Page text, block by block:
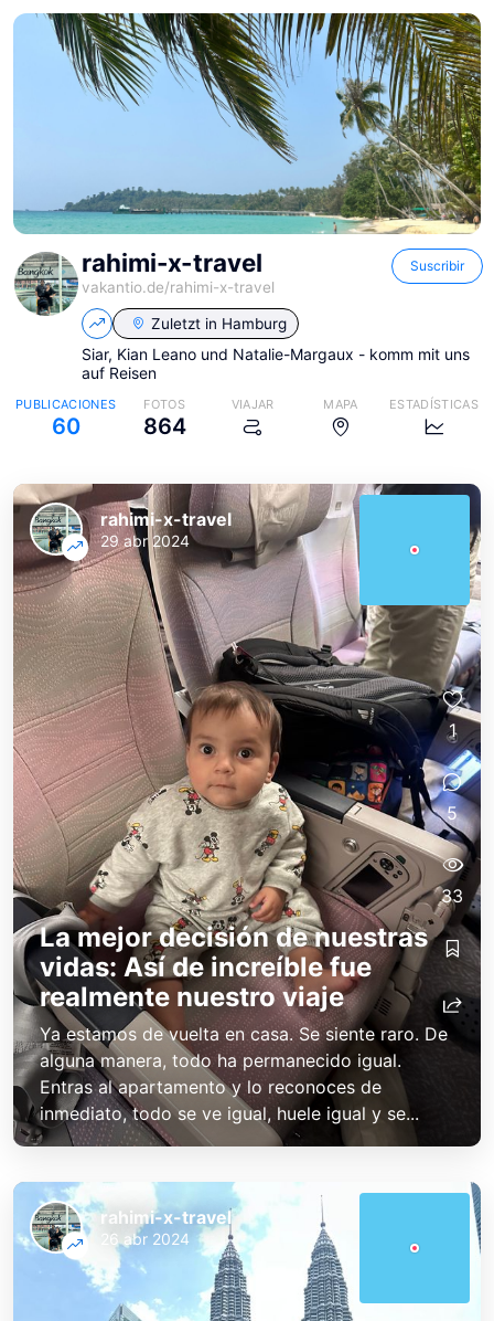
rahimi-x-travel
vakantio.de/rahimi-x-travel
Suscribir
Zuletzt in Hamburg
Siar, Kian Leano und Natalie-Margaux - komm mit uns
auf Reisen
PUBLICACIONES
60
FOTOS
864
VIAJAR MAPA ESTADÍSTICAS
La mejor decisión de nuestras
vidas: Así de increíble fue
realmente nuestro viaje
Ya estamos de vuelta en casa. Se siente raro. De
alguna manera, todo ha permanecido igual.
Entras al apartamento y lo reconoces de
inmediato, todo se ve igual, huele igual y se...
rahimi-x-travel
29 abr 2024
1
5
33
rahimi-x-travel
26 abr 2024